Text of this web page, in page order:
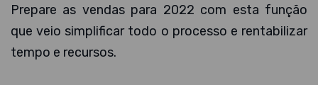
Prepare as vendas para 2022 com esta função
que veio simplificar todo o processo e rentabilizar
tempo e recursos.